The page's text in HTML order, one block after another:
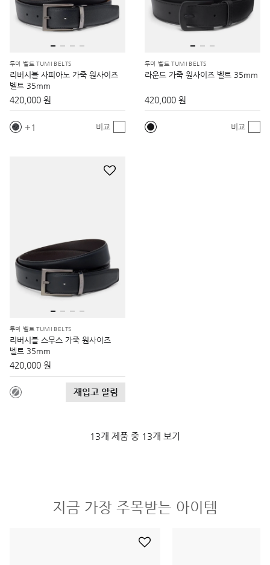
투미 벨트 TUMI BELTS
리버시블 사피아노 가죽 원사이즈
벨트 35mm
420,000 원
1 비교
투미 벨트 TUMI BELTS
라운드 가죽 원사이즈 벨트 35mm
420,000 원
비교
투미 벨트 TUMI BELTS
리버시블 스무스 가죽 원사이즈
벨트 35mm
420,000 원
재입고 알림
13개 제품 중 13개 보기
지금 가장 주목받는 아이템